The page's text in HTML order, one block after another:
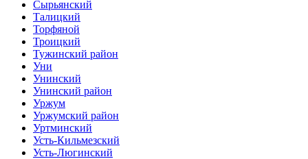
Сырьянский
Талицкий
Торфяной
Троицкий
Тужинский район
Уни
Унинский
Унинский район
Уржум
Уржумский район
Уртминский
Усть-Кильмезский
Усть-Люгинский